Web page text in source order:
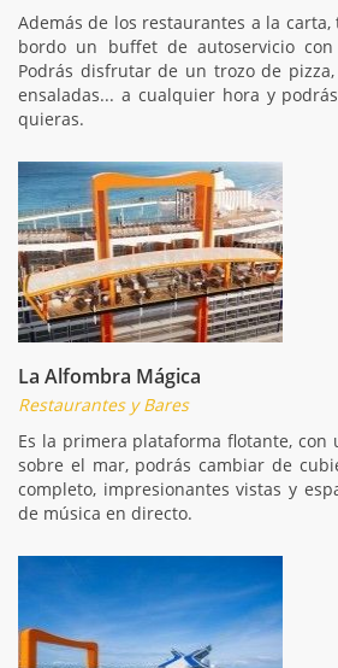
Además de los restaurantes a la
bordo un buffet de autoservicio
Podrás disfrutar de un trozo de
ensaladas... a cualquier hora y
quieras.
La Alfombra Mágica
Restaurantes y Bares
Es la primera plataforma flotante, con
sobre el mar, podrás cambiar de
completo, impresionantes vistas y
de música en directo.